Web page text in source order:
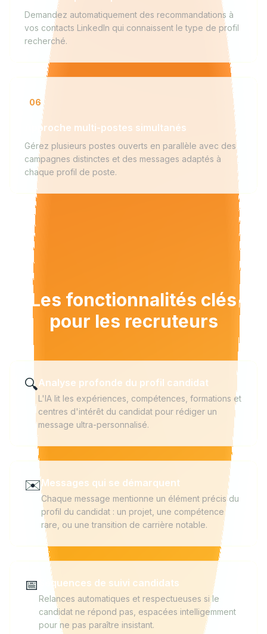
Demandez automatiquement des recommandations à
vos contacts LinkedIn qui connaissent le type de profil
recherché.
06
Approche multi-postes simultanés
Gérez plusieurs postes ouverts en parallèle avec des
campagnes distinctes et des messages adaptés à
chaque profil de poste.
Les fonctionnalités clés
pour les recruteurs
🔍Analyse profonde du profil candidat
L'IA lit les expériences, compétences, formations et
centres d'intérêt du candidat pour rédiger un
message ultra-personnalisé.
✉️Messages qui se démarquent
Chaque message mentionne un élément précis du
profil du candidat : un projet, une compétence
rare, ou une transition de carrière notable.
📅 Séquences de suivi candidats
Relances automatiques et respectueuses si le
candidat ne répond pas, espacées intelligemment
pour ne pas paraître insistant.